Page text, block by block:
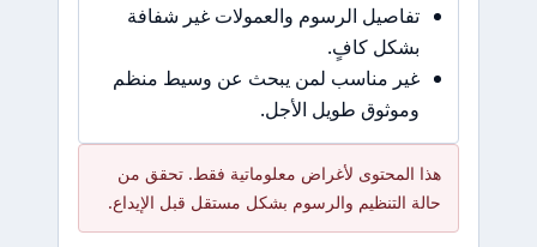
تفاصيل الرسوم والعمولات غير شفافة
بشكل كافٍ.
غير مناسب لمن يبحث عن وسيط منظم
وموثوق طويل الأجل.
هذا المحتوى لأغراض معلوماتية فقط. تحقق من
حالة التنظيم والرسوم بشكل مستقل قبل الإيداع.